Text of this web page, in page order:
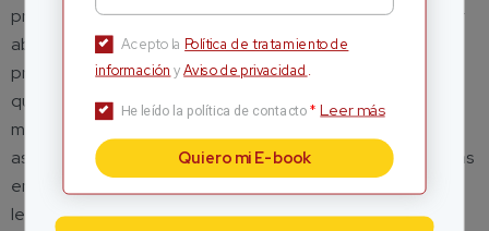
Acepto la Política de tratamiento de
información yAviso de privacidad .
He leído la política de contacto * Leer más
Quiero mi E-book
programación. Aprender demasiados lenguajes puede ser
abrumador y dificultar el dominio de uno en particular. Es
preferible especializarse en uno o unos pocos lenguajes
que sean relevantes para tus objetivos y las demandas del
mercado. En lugar de aprender muchos lenguajes,
asegúrate de estar al tanto de las tendencias y tecnologías
emergentes para poder adaptarte y aprender nuevos
lenguajes según sea necesario.